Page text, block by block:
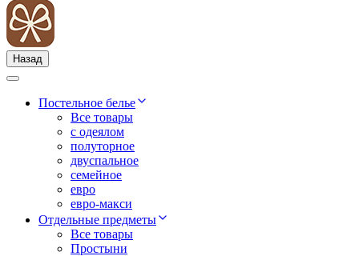
Назад
Постельное белье
Все товары
с одеялом
полуторное
двуспальное
семейное
евро
евро-макси
Отдельные предметы
Все товары
Простыни